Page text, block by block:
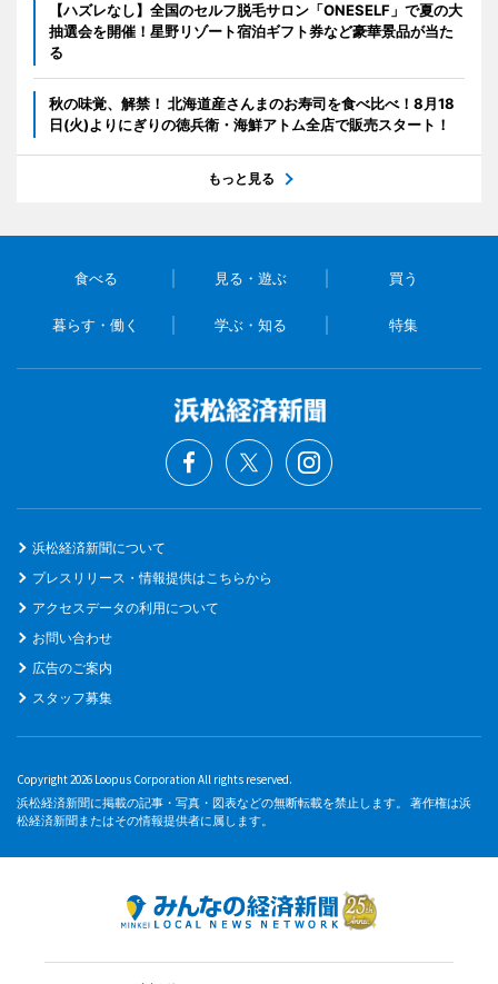
【ハズレなし】全国のセルフ脱毛サロン「ONESELF」で夏の大
抽選会を開催！星野リゾート宿泊ギフト券など豪華景品が当た
る
秋の味覚、解禁！ 北海道産さんまのお寿司を食べ比べ！8月18
日(火)よりにぎりの徳兵衛・海鮮アトム全店で販売スタート！
もっと見る
食べる 見る・遊ぶ 買う
暮らす・働く 学ぶ・知る 特集
浜松経済新聞について
プレスリリース・情報提供はこちらから
アクセスデータの利用について
お問い合わせ
広告のご案内
スタッフ募集
Copyright 2026 Loopus Corporation All rights reserved.
浜松経済新聞に掲載の記事・写真・図表などの無断転載を禁止します。 著作権は浜
松経済新聞またはその情報提供者に属します。